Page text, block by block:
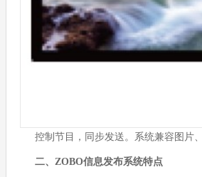
控制节目，同步发送。系统兼容
二、ZOBO信息发布系统特点